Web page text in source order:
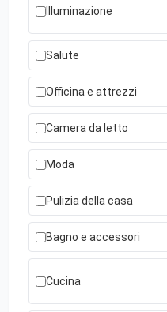
Illuminazione
Salute
Officina e attrezzi
Camera da letto
Moda
Pulizia della casa
Bagno e accessori
Cucina